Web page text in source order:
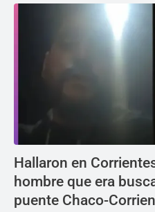
Hallaron en
hombre que era
puente Chaco-